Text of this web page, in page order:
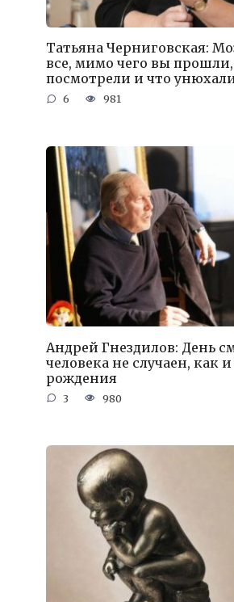
Татьяна Черниговская:
все, мимо чего вы прошли,
посмотрели и что
6 981
Андрей Гнездилов: День
человека не случаен, как
рождения
3 980